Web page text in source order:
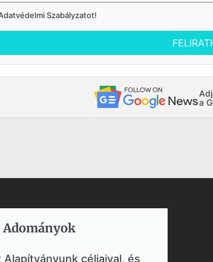
Szabályzatot!
a
Adományok​
céljaival, és